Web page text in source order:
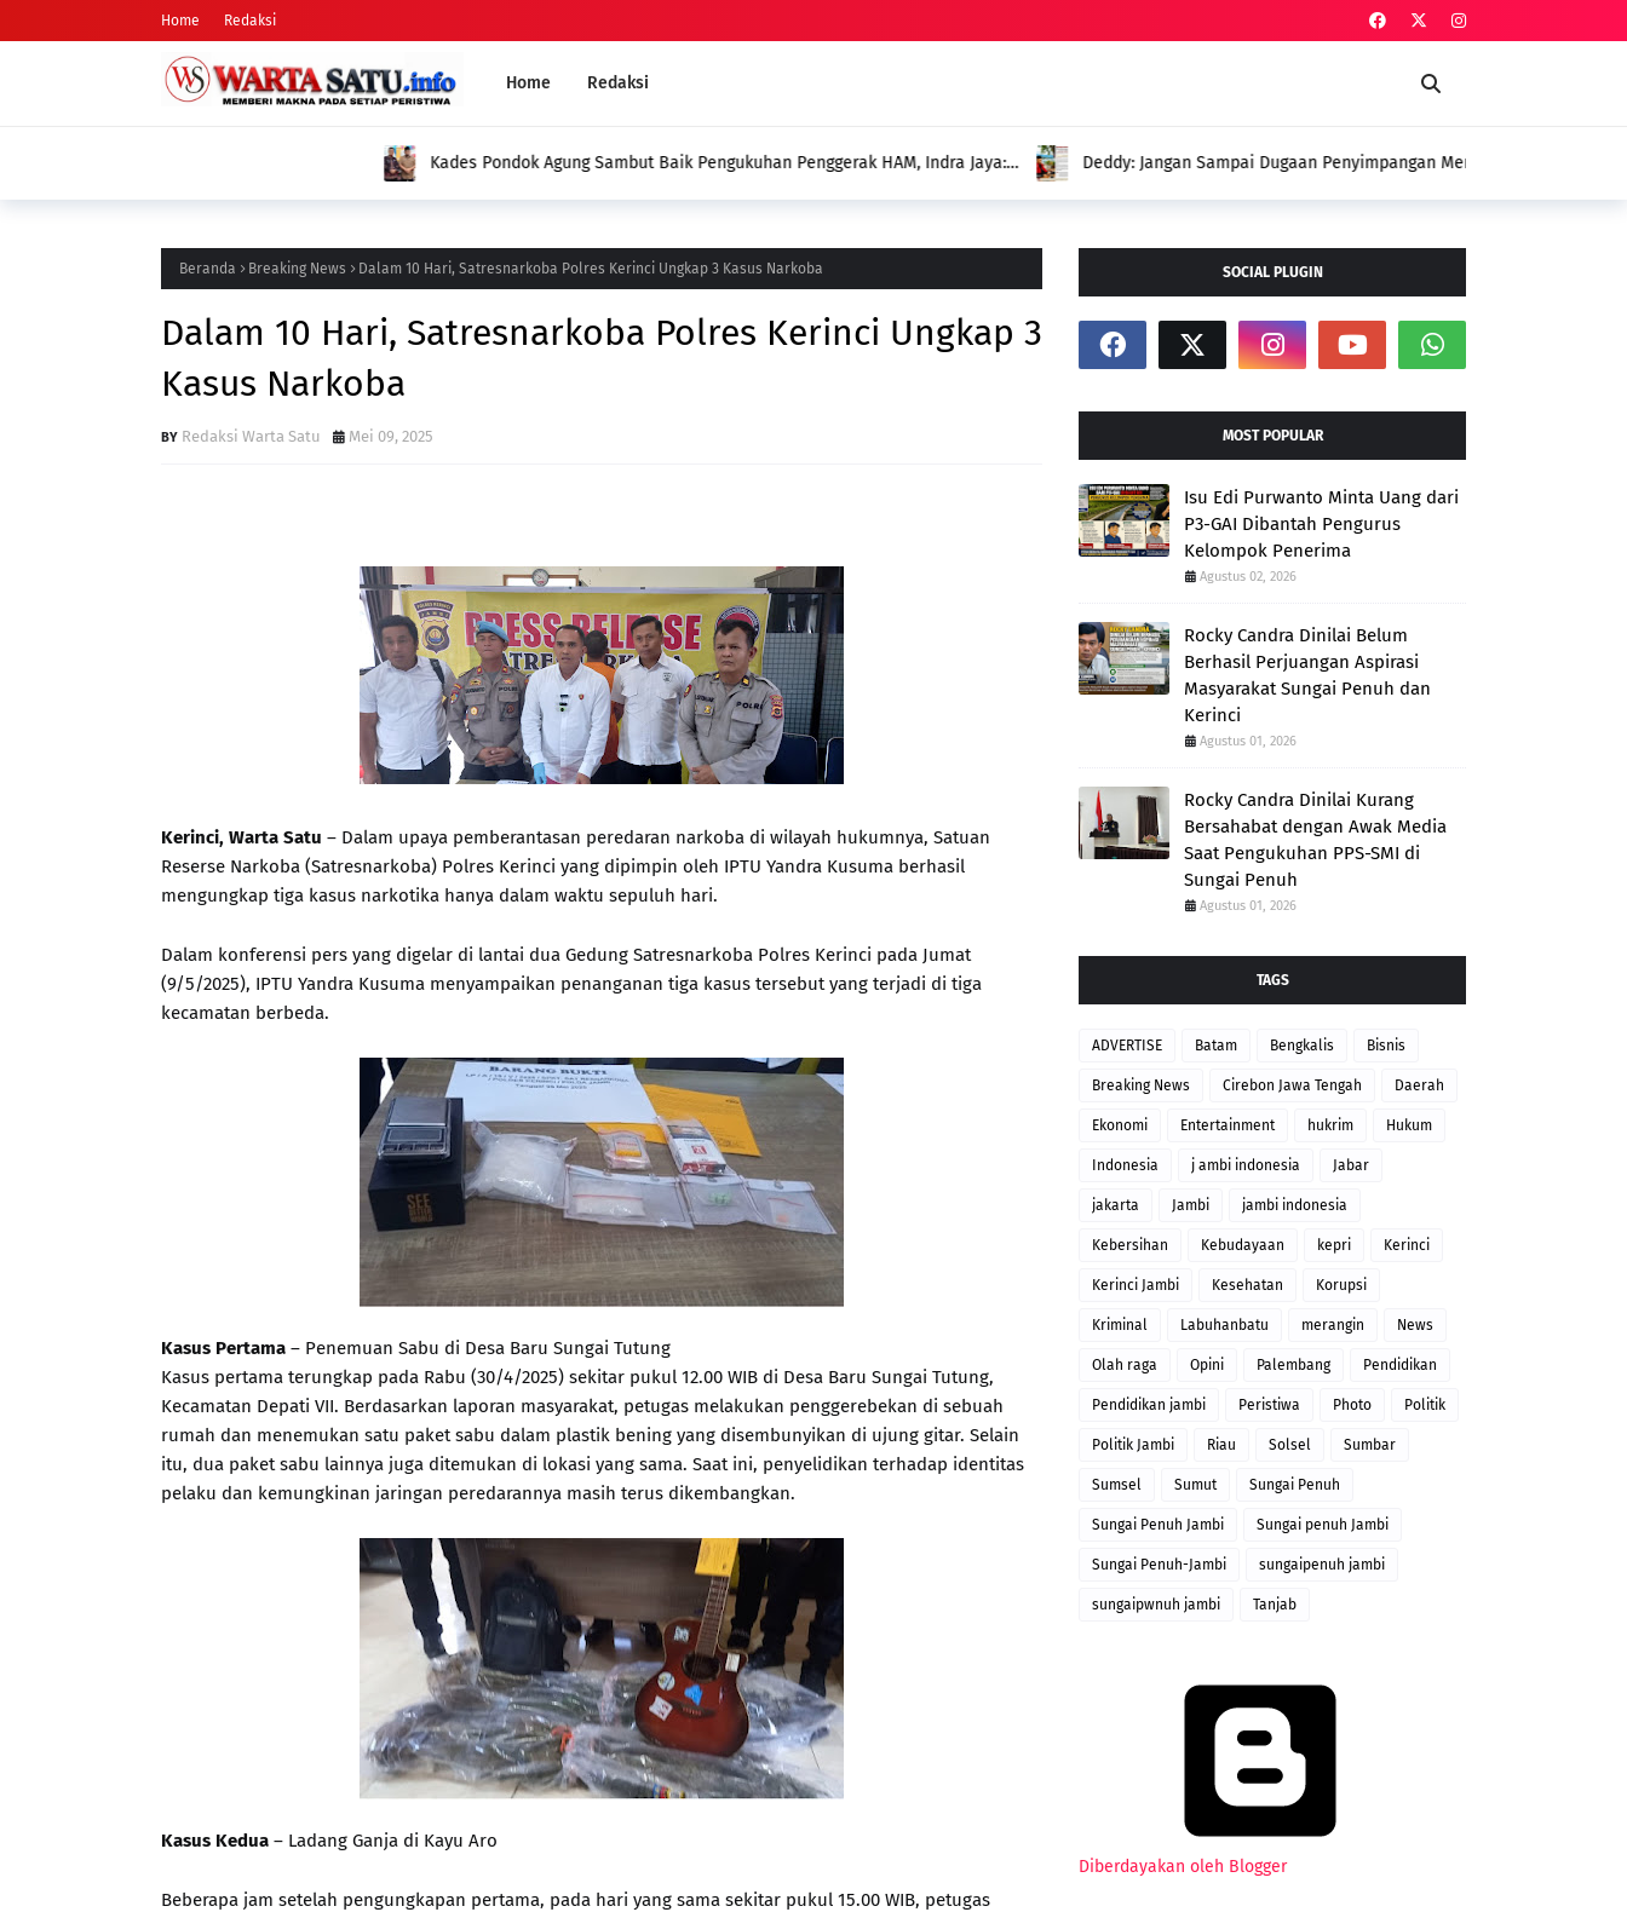
Home Redaksi
Home Redaksi
Kades Pondok Agung Sambut Baik Pengukuhan Penggerak HAM, Indra Jaya:
Jadi Nilai Plus bagi Desa Kami
Deddy: Jangan Sampai Dugaan Penyimpangan Menutupi Perjuangan
Menghadirkan Program untuk Petani
Beranda Breaking News Dalam 10 Hari, Satresnarkoba Polres Kerinci Ungkap 3 Kasus Narkoba
Dalam 10 Hari, Satresnarkoba Polres Kerinci Ungkap 3
Kasus Narkoba
Redaksi Warta Satu Mei 09, 2025
Kerinci, Warta Satu – Dalam upaya pemberantasan peredaran narkoba di wilayah hukumnya, Satuan
Reserse Narkoba (Satresnarkoba) Polres Kerinci yang dipimpin oleh IPTU Yandra Kusuma berhasil
mengungkap tiga kasus narkotika hanya dalam waktu sepuluh hari.
Dalam konferensi pers yang digelar di lantai dua Gedung Satresnarkoba Polres Kerinci pada Jumat
(9/5/2025), IPTU Yandra Kusuma menyampaikan penanganan tiga kasus tersebut yang terjadi di tiga
kecamatan berbeda.
Kasus Pertama – Penemuan Sabu di Desa Baru Sungai Tutung
Kasus pertama terungkap pada Rabu (30/4/2025) sekitar pukul 12.00 WIB di Desa Baru Sungai Tutung,
Kecamatan Depati VII. Berdasarkan laporan masyarakat, petugas melakukan penggerebekan di sebuah
rumah dan menemukan satu paket sabu dalam plastik bening yang disembunyikan di ujung gitar. Selain
itu, dua paket sabu lainnya juga ditemukan di lokasi yang sama. Saat ini, penyelidikan terhadap identitas
pelaku dan kemungkinan jaringan peredarannya masih terus dikembangkan.
Kasus Kedua – Ladang Ganja di Kayu Aro
Beberapa jam setelah pengungkapan pertama, pada hari yang sama sekitar pukul 15.00 WIB, petugas
SOCIAL PLUGIN
MOST POPULAR
Isu Edi Purwanto Minta Uang dari
P3-GAI Dibantah Pengurus
Kelompok Penerima
Agustus 02, 2026
Rocky Candra Dinilai Belum
Berhasil Perjuangan Aspirasi
Masyarakat Sungai Penuh dan
Kerinci
Agustus 01, 2026
Rocky Candra Dinilai Kurang
Bersahabat dengan Awak Media
Saat Pengukuhan PPS-SMI di
Sungai Penuh
Agustus 01, 2026
TAGS
ADVERTISE Batam Bengkalis Bisnis
Breaking News Cirebon Jawa Tengah Daerah
Ekonomi Entertainment hukrim Hukum
Indonesia j ambi indonesia Jabar
jakarta Jambi jambi indonesia
Kebersihan Kebudayaan kepri Kerinci
Kerinci Jambi Kesehatan Korupsi
Kriminal Labuhanbatu merangin News
Olah raga Opini Palembang Pendidikan
Pendidikan jambi Peristiwa Photo Politik
Politik Jambi Riau Solsel Sumbar
Sumsel Sumut Sungai Penuh
Sungai Penuh Jambi Sungai penuh Jambi
Sungai Penuh-Jambi sungaipenuh jambi
sungaipwnuh jambi Tanjab
Diberdayakan oleh Blogger